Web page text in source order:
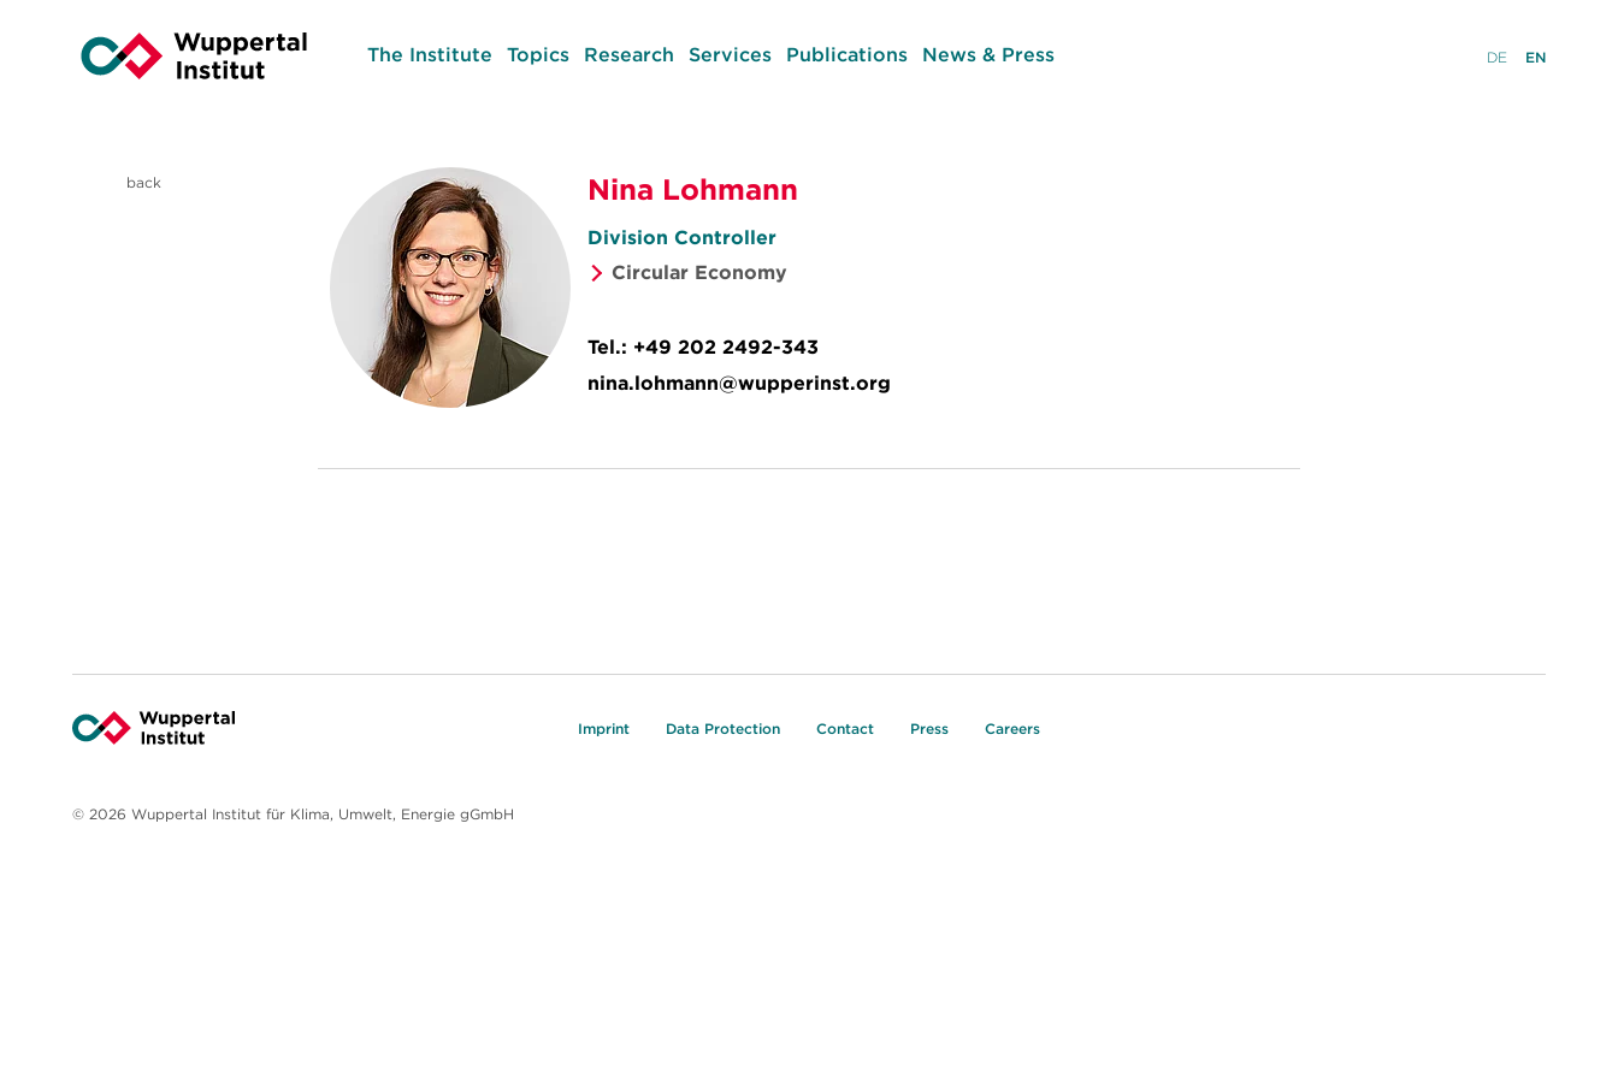
The Institute Topics Research Services Publications News & Press DE EN
back Nina Lohmann
Division Controller
Circular Economy
Tel.: +49 202 2492-343
nina.lohmann@wupperinst.org
Imprint Data Protection Contact Press Careers
© 2026 Wuppertal Institut für Klima, Umwelt, Energie gGmbH